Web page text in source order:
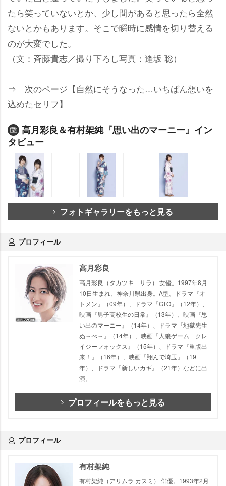
たら笑っていないとか、少し間があると思ったら全然
ないとかもあります。そこで瞬時に感情を切り替える
のが大変でした。
（文：斉藤貴志／撮り下ろし写真：逢坂 聡）
⇒ 次のページ【自然にそうなった…いちばん想いを
込めたセリフ】
高月彩良＆有村架純『思い出のマーニー』イン
タビュー
フォトギャラリーをもっと見る
プロフィール
高月彩良
高月彩良（タカツキ サラ） 女優。1997年8月
10日生まれ、神奈川県出身。A型。ドラマ『オ
トメン』（09年）、ドラマ『GTO』（12年）、
映画『男子高校生の日常』（13年）、映画『思
い出のマーニー』（14年）、ドラマ『地獄先生
ぬ～べ～』（14年）、映画『人狼ゲーム クレ
イジーフォックス』（15年）、ドラマ『重版出
来！』（16年）、映画『翔んで埼玉』（19
年）、ドラマ『新しいカギ』（21年）などに出
演。
プロフィールをもっと見る
プロフィール
有村架純
有村架純（アリムラ カスミ） 俳優。1993年2月